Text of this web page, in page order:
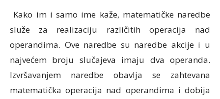
Kako im i samo ime kaže, matematičke naredbe
služe za realizaciju različitih operacija nad
operandima. Ove naredbe su naredbe akcije i u
najvećem broju slučajeva imaju dva operanda.
Izvršavanjem naredbe obavlja se zahtevana
matematička operacija nad operandima i dobija